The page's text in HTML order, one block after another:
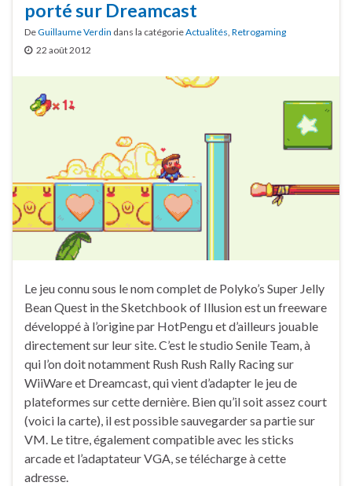
porté sur Dreamcast
DeGuillaume Verdin dans la catégorieActualités, Retrogaming
22 août 2012
Le jeu connu sous le nom complet de Polyko’s Super Jelly
Bean Quest in the Sketchbook of Illusion est un freeware
développé à l’origine par HotPengu et d’ailleurs jouable
directement sur leur site. C’est le studio Senile Team, à
qui l’on doit notamment Rush Rush Rally Racing sur
WiiWare et Dreamcast, qui vient d’adapter le jeu de
plateformes sur cette dernière. Bien qu’il soit assez court
(voici la carte), il est possible sauvegarder sa partie sur
VM. Le titre, également compatible avec les sticks
arcade et l’adaptateur VGA, se télécharge à cette
adresse.